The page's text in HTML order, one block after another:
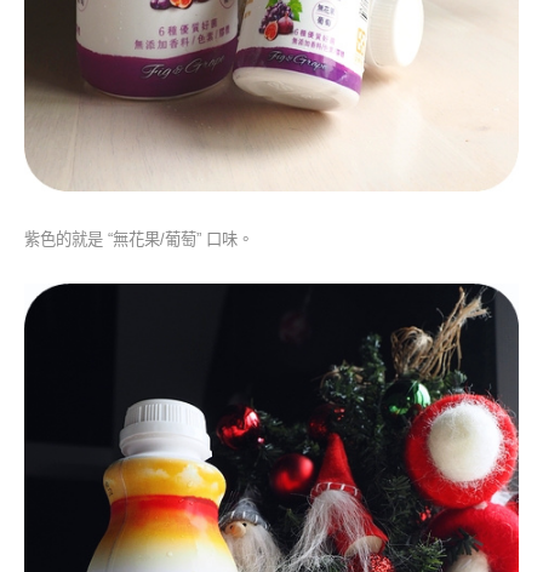
紫色的就是 “無花果/葡萄” 口味。